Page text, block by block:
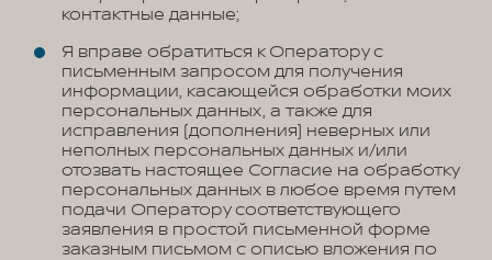
контактные данные;
Я вправе обратиться к Оператору с
письменным запросом для получения
информации, касающейся обработки моих
персональных данных, а также для
исправления (дополнения) неверных или
неполных персональных данных и/или
отозвать настоящее Согласие на обработку
персональных данных в любое время путем
подачи Оператору соответствующего
заявления в простой письменной форме
заказным письмом с описью вложения по